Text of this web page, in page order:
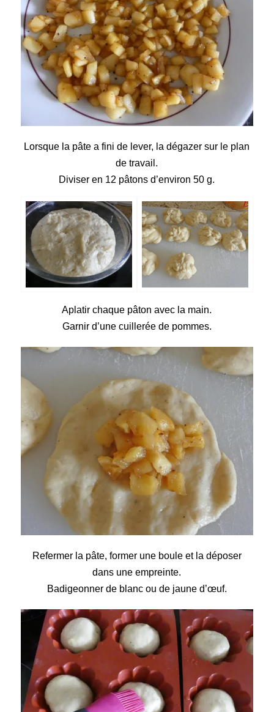
Lorsque la pâte a fini de lever, la dégazer sur le plan
de travail.
Diviser en 12 pâtons d’environ 50 g.
Aplatir chaque pâton avec la main.
Garnir d’une cuillerée de pommes.
Refermer la pâte, former une boule et la déposer
dans une empreinte.
Badigeonner de blanc ou de jaune d’œuf.